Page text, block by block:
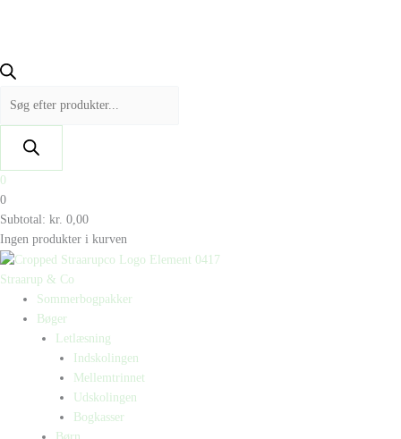
0
0
Subtotal: kr. 0,00
Ingen produkter i kurven
Straarup & Co
Sommerbogpakker
Bøger
Letlæsning
Indskolingen
Mellemtrinnet
Udskolingen
Bogkasser